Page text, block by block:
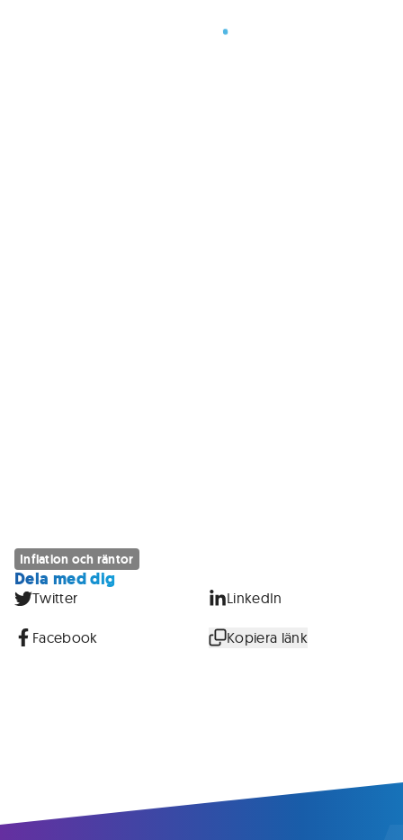
Inflation och räntor
Dela med dig
Twitter LinkedIn
Facebook Kopiera länk